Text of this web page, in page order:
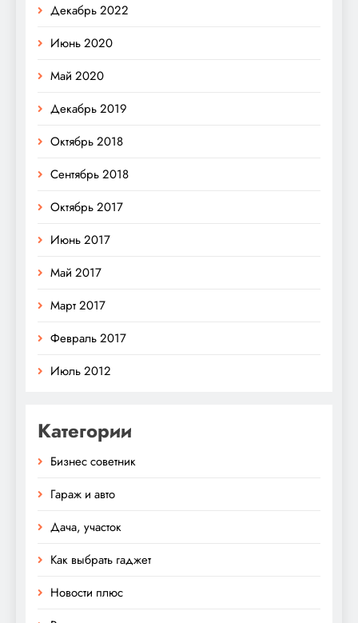
Декабрь 2022
Июнь 2020
Май 2020
Декабрь 2019
Октябрь 2018
Сентябрь 2018
Октябрь 2017
Июнь 2017
Май 2017
Март 2017
Февраль 2017
Июль 2012
Категории
Бизнес советник
Гараж и авто
Дача, участок
Как выбрать гаджет
Новости плюс